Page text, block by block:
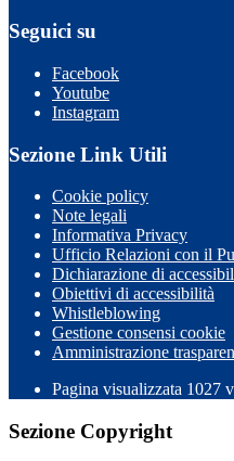
Seguici su
Facebook
Youtube
Instagram
Sezione Link Utili
Cookie policy
Note legali
Informativa Privacy
Ufficio Relazioni con il
Dichiarazione di
Obiettivi di accessibilità
Whistleblowing
Gestione consensi cookie
Amministrazione
Pagina visualizzata 1027
Sezione Copyright